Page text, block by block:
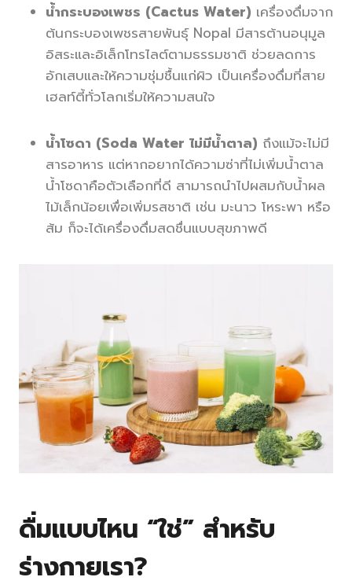
น้ำกระบองเพชร (Cactus Water) เครื่องดื่มจาก
ต้นกระบองเพชรสายพันธุ์ Nopal มีสารต้านอนุมูล
อิสระและอิเล็กโทรไลต์ตามธรรมชาติ ช่วยลดการ
อักเสบและให้ความชุ่มชื้นแก่ผิว เป็นเครื่องดื่มที่สาย
เฮลท์ตี้ทั่วโลกเริ่มให้ความสนใจ
น้ำโซดา (Soda Water ไม่มีน้ำตาล) ถึงแม้จะไม่มี
สารอาหาร แต่หากอยากได้ความซ่าที่ไม่เพิ่มน้ำตาล
น้ำโซดาคือตัวเลือกที่ดี สามารถนำไปผสมกับน้ำผล
ไม้เล็กน้อยเพื่อเพิ่มรสชาติ เช่น มะนาว โหระพา หรือ
ส้ม ก็จะได้เครื่องดื่มสดชื่นแบบสุขภาพดี
ดื่มแบบไหน “ใช่” สำหรับ
ร่างกายเรา?